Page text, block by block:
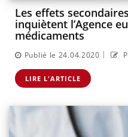
Les effets
inquiètent l’Agence
médicaments
Publié le 24.04.2020 |
LIRE L'ARTICLE